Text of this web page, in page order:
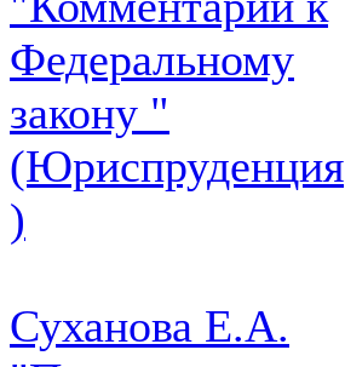
Федеральному
закону "
(Юриспруденция
)
Суханова Е.А.